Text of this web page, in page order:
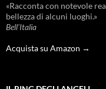
«Racconta con notevole
bellezza di alcuni luoghi.»
Bell'Italia
Acquista su Amazon →